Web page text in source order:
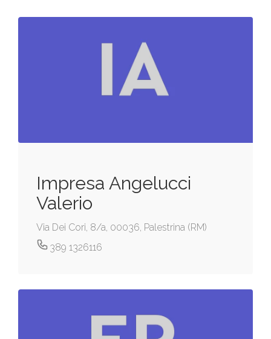
Impresa Angelucci
Valerio
Via Dei Cori, 8/a, 00036, Palestrina (RM)
389 1326116